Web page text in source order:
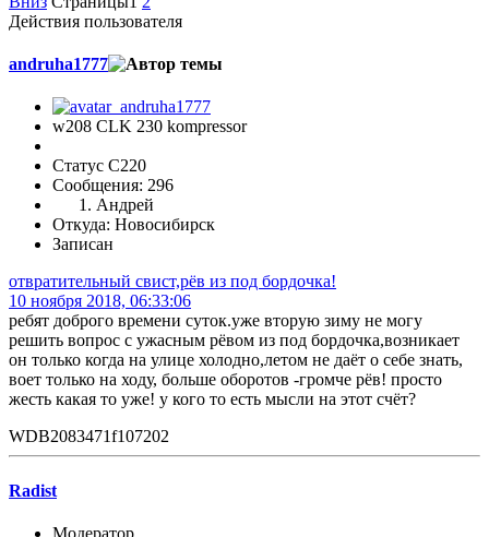
Действия пользователя
andruha1777
w208 CLK 230 kompressor
Статус C220
Сообщения: 296
Андрей
Откуда: Новосибирск
Записан
отвратительный свист,рёв из под бордочка!
10 ноября 2018, 06:33:06
ребят доброго времени суток.уже вторую зиму не могу
решить вопрос с ужасным рёвом из под бордочка,возникает
он только когда на улице холодно,летом не даёт о себе знать,
воет только на ходу, больше оборотов -громче рёв! просто
жесть какая то уже! у кого то есть мысли на этот счёт?
WDB2083471f107202
Radist
Модератор